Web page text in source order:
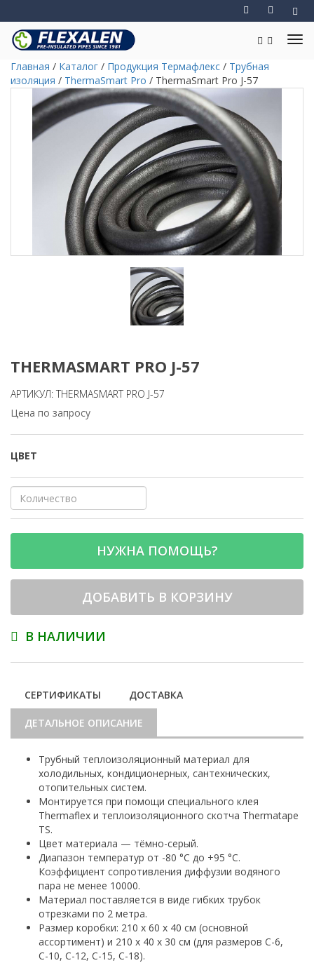
Главная / Каталог / Продукция Термафлекс / Трубная
изоляция / ThermaSmart Pro / ThermaSmart Pro J-57
THERMASMART PRO J-57
АРТИКУЛ: THERMASMART PRO J-57
Цена по запросу
ЦВЕТ
НУЖНА ПОМОЩЬ?
ДОБАВИТЬ В КОРЗИНУ
В НАЛИЧИИ
СЕРТИФИКАТЫ ДОСТАВКА
ДЕТАЛЬНОЕ ОПИСАНИЕ
Трубный теплоизоляционный материал для
холодильных, кондиционерных, сантехнических,
отопительных систем.
Монтируется при помощи специального клея
Thermaflex и теплоизоляционного скотча Thermatape
TS.
Цвет материала — тёмно-серый.
Диапазон температур от -80 °С до +95 °С.
Коэффициент сопротивления диффузии водяного
пара не менее 10000.
Материал поставляется в виде гибких трубок
отрезками по 2 метра.
Размер коробки: 210 х 60 х 40 см (основной
ассортимент) и 210 х 40 х 30 см (для размеров С-6,
С-10, С-12, С-15, С-18).